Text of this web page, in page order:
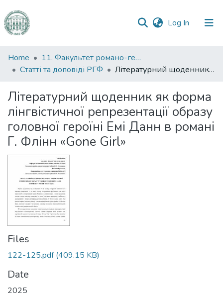
Log In (current)
Communities
&
All of DSpace
Statistics
Home
11. Факультет романо-германської філології
Статті та доповіді РГФ
Літературний щоденник як форма лінгвістичної репрезентації образу головної героїні Емі Данн в романі Г. Флінн «Gone Girl»
Літературний щоденник як форма
лінгвістичної репрезентації образу
головної героїні Емі Данн в романі
Г. Флінн «Gone Girl»
Files
122-125.pdf(409.15 KB)
Date
2025